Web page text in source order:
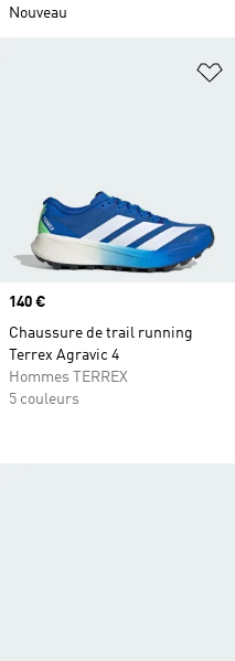
Nouveau
Prix
140 €
Chaussure de trail running
Terrex Agravic 4
Hommes TERREX
5 couleurs